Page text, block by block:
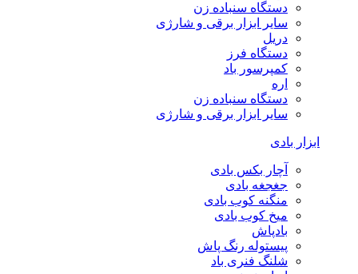
دستگاه سنباده زن
سایر ابزار برقی و شارژی
دریل
دستگاه فرز
کمپرسور باد
اره
دستگاه سنباده زن
سایر ابزار برقی و شارژی
ابزار بادی
آچار بکس بادی
جغجغه بادی
منگنه کوب بادی
میخ کوب بادی
بادپاش
پیستوله رنگ پاش
شلنگ فنری باد